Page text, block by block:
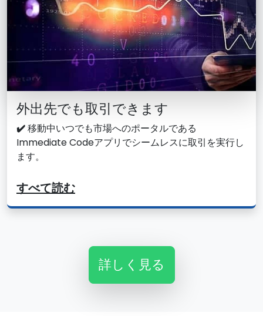
外出先でも取引できます
✔️移動中いつでも市場へのポータルである
Immediate Codeアプリでシームレスに取引を実行し
ます。
すべて読む
詳しく見る